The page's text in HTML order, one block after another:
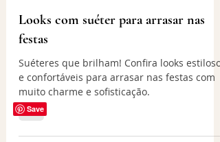
GLOW UP
Looks com suéter para arrasar nas
festas
Suéteres que brilham! Confira looks estilosos
e confortáveis para arrasar nas festas com
muito charme e sofisticação.
Save